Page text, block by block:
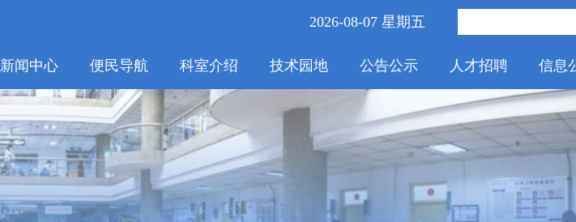
2026-08-07 星期五
新闻中心 便民导航 科室介绍 技术园地 公告公示 人才招聘 信息